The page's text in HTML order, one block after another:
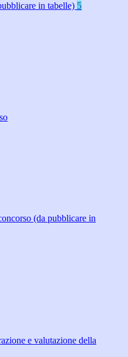
in tabelle) 5
(da pubblicare in
e valutazione della